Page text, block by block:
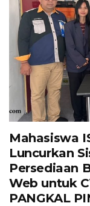
Mahasiswa
Luncurkan
Persediaan
Web untuk
PANGKAL